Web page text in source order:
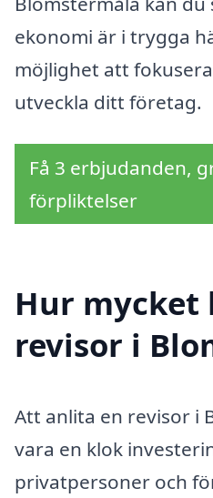
ekonomi är i trygga
möjlighet att
utveckla ditt företag.
Få 3 erbjudanden,
förpliktelser
Hur mycket
revisor i
Att anlita en revisor i
vara en klok
privatpersoner och